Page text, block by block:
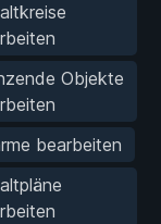
Objekte
bearbeiten